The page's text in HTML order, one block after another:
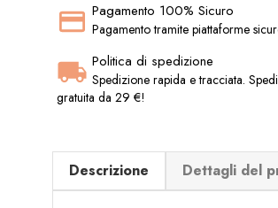
Pagamento 100% Sicuro
Pagamento tramite piattaforme
Politica di spedizione
Spedizione rapida e tracciata.
gratuita da 29 €!
Descrizione Dettagli del